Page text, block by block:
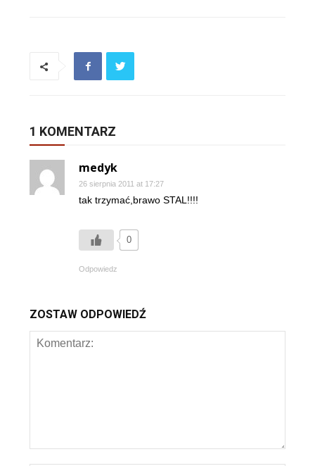
1 KOMENTARZ
medyk
26 sierpnia 2011 at 17:27
tak trzymać,brawo STAL!!!!
0
Odpowiedz
ZOSTAW ODPOWIEDŹ